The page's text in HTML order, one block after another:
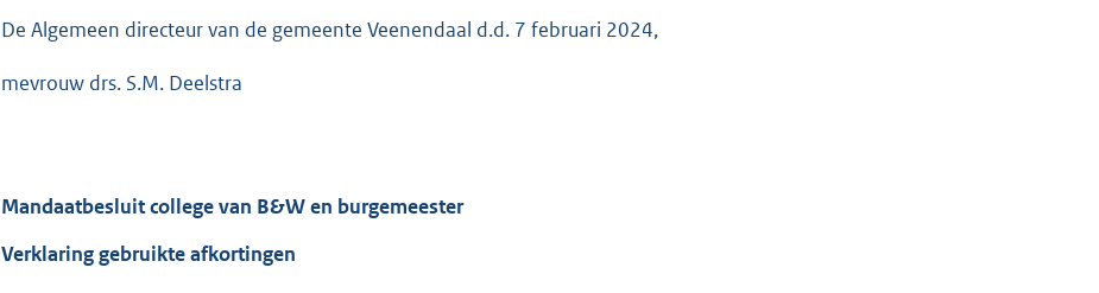
De Algemeen directeur van de gemeente Veenendaal d.d. 7 februari 2024,
mevrouw drs. S.M. Deelstra
Mandaatbesluit college van B&W en burgemeester
Verklaring gebruikte afkortingen